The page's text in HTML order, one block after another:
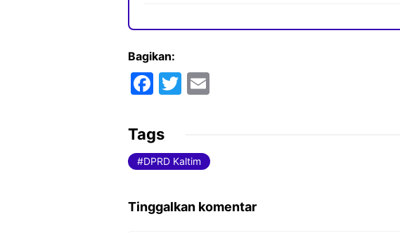
Bagikan:
F
c
e
b
o
T
er l
Tags
DPRD Kaltim
Tinggalkan komentar